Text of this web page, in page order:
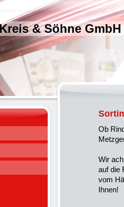
& Söhne GmbH
Ob
Wir
auf die
vom
Ihnen!